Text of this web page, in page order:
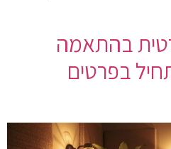
בהתאמה
בפרטים